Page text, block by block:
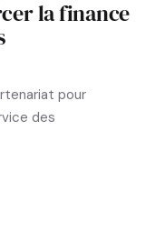
la finance
pour
des